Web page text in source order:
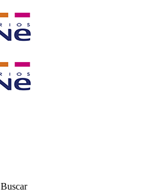
Buscar